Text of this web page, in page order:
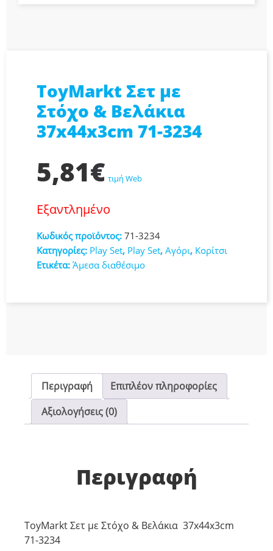
ToyMarkt Σετ με
Στόχο & Βελάκια
37x44x3cm 71-3234
5,81€ τιμή Web
Εξαντλημένο
Κωδικός προϊόντος: 71-3234
Κατηγορίες: Play Set, Play Set, Αγόρι, Κορίτσι
Ετικέτα: Άμεσα διαθέσιμο
Περιγραφή
Επιπλέον πληροφορίες
Αξιολογήσεις (0)
Περιγραφή
ToyMarkt Σετ με Στόχο & Βελάκια 37x44x3cm
71-3234